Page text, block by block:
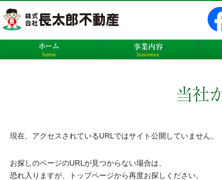
現在、アクセスされているURLではサイト公開していません。
お探しのページのURLが見つからない場合は、
恐れ入りますが、トップページから再度お探しください。